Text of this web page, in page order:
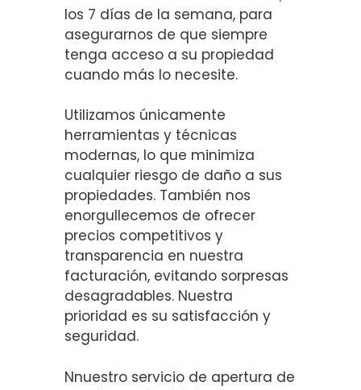
los 7 días de la semana, para
asegurarnos de que siempre
tenga acceso a su propiedad
cuando más lo necesite.
Utilizamos únicamente
herramientas y técnicas
modernas, lo que minimiza
cualquier riesgo de daño a sus
propiedades. También nos
enorgullecemos de ofrecer
precios competitivos y
transparencia en nuestra
facturación, evitando sorpresas
desagradables. Nuestra
prioridad es su satisfacción y
seguridad.
Nnuestro servicio de apertura de